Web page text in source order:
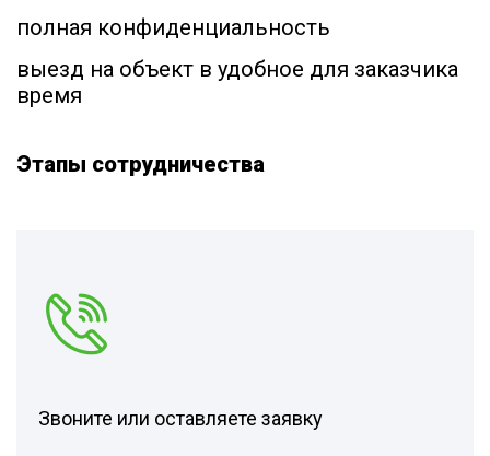
полная конфиденциальность
выезд на объект в удобное для заказчика
время
Этапы сотрудничества
Звоните или оставляете заявку